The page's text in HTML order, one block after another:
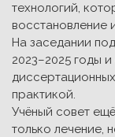
технологий,
восстановление
На заседании
2023–2025 годы
практикой.
Учёный совет
только лечение,